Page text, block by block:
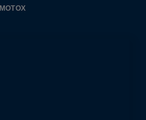
MOTOX